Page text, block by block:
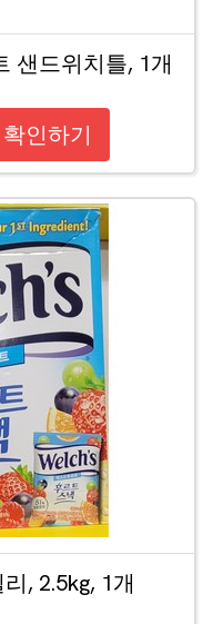
샌드위치틀, 1개
인하기
, 2.5kg, 1개